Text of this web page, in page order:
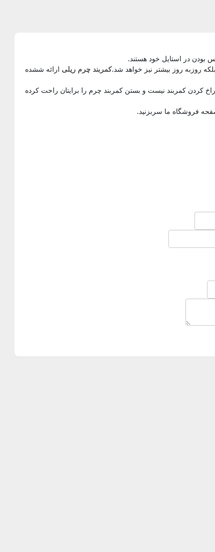
بودن در استایل خود هستند.
روزبه روز بیشتر نیز خواهد شد.کمربند چرم ریلی ارائه ششده
کردن کمربند نیست و بستن کمربند چرم را برایتان راحت کرده
فروشگاه ما سربزنید.